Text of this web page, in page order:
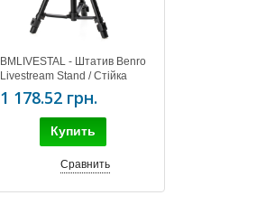
BMLIVESTAL - Штатив Benro
Livestream Stand / Стійка
для стріма
1 178.52 грн.
Купить
Сравнить